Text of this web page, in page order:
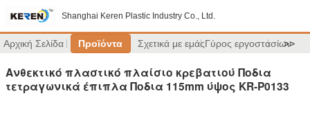
Shanghai Keren Plastic Industry Co., Ltd.
Αρχική Σελίδα Προϊόντα Σχετικά με εμάςΓύρος εργοστασίων
>>
Ανθεκτικό πλαστικό πλαίσιο κρεβατιού Ποδια
τετραγωνικά έπιπλα Ποδια 115mm ύψος KR-P0133